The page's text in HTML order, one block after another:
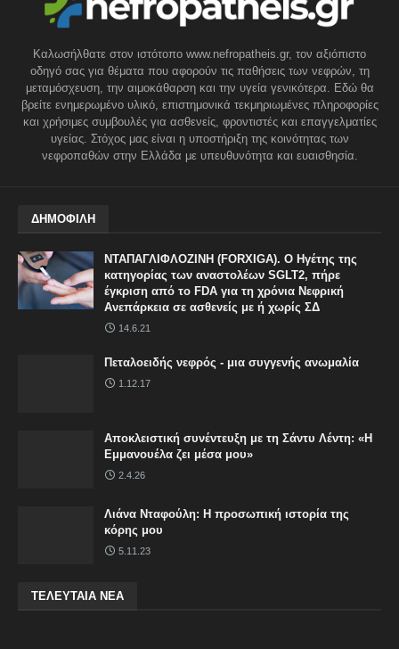
Καλωσήλθατε στον ιστότοπο www.nefropatheis.gr, τον αξιόπιστο
οδηγό σας για θέματα που αφορούν τις παθήσεις των νεφρών, τη
μεταμόσχευση, την αιμοκάθαρση και την υγεία γενικότερα. Εδώ θα
βρείτε ενημερωμένο υλικό, επιστημονικά τεκμηριωμένες πληροφορίες
και χρήσιμες συμβουλές για ασθενείς, φροντιστές και επαγγελματίες
υγείας. Στόχος μας είναι η υποστήριξη της κοινότητας των
νεφροπαθών στην Ελλάδα με υπευθυνότητα και ευαισθησία.
ΔΗΜΟΦΙΛΗ
ΝΤΑΠΑΓΛΙΦΛΟΖΙΝΗ (FORXIGA). Ο Ηγέτης της
κατηγορίας των αναστολέων SGLT2, πήρε
έγκριση από το FDA για τη χρόνια Νεφρική
Ανεπάρκεια σε ασθενείς με ή χωρίς ΣΔ
14.6.21
Πεταλοειδής νεφρός - μια συγγενής ανωμαλία
1.12.17
Αποκλειστική συνέντευξη με τη Σάντυ Λέντη: «Η
Εμμανουέλα ζει μέσα μου»
2.4.26
Λιάνα Νταφούλη: Η προσωπική ιστορία της
κόρης μου
5.11.23
ΤΕΛΕΥΤΑΙΑ ΝΕΑ